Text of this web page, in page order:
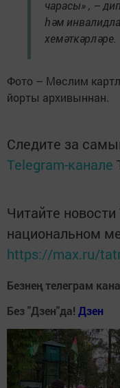
чарасы» , –
һәм
хемәткәрләре.
Фото – Мөслим
йорты архивыннан.
Следите за
Telegram-канале
Читайте новости
национальном
https://max.ru/
Безнең телеграм
Без "Дзен"да! Дзен